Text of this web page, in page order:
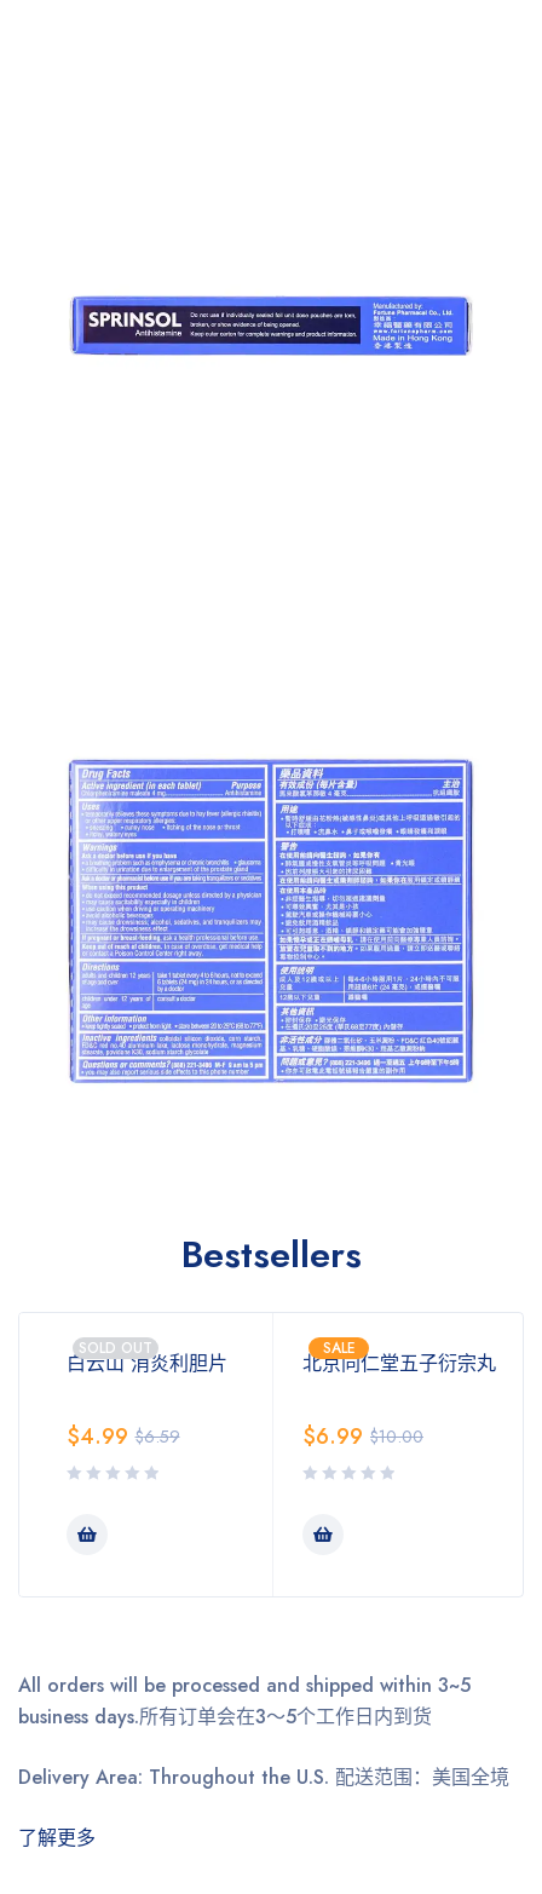
Bestsellers
SOLD OUT
白云山 消炎利胆片
$6.59
$4.99
SALE
北京同仁堂五子衍宗丸
$10.00
$6.99
All orders will be processed and shipped within 3~5
business days.所有订单会在3～5个工作日内到货
Delivery Area: Throughout the U.S. 配送范围：美国全境
了解更多